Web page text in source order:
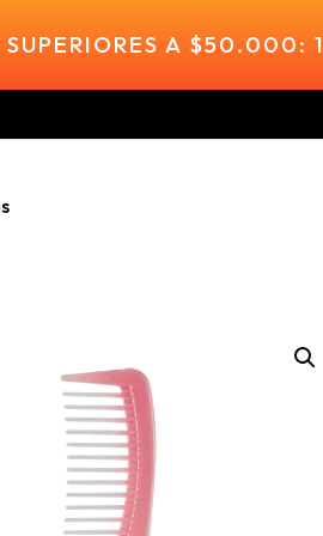
SUPERIORES A $50.000: